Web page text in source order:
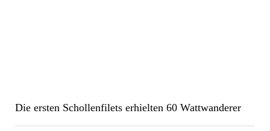
Die ersten Schollenfilets erhielten 60 Wattwanderer